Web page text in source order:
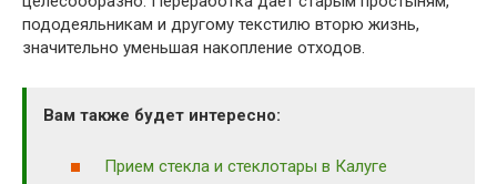
пододеяльникам и другому текстилю вторю жизнь,
значительно уменьшая накопление отходов.
Вам также будет интересно:
Прием стекла и стеклотары в Калуге